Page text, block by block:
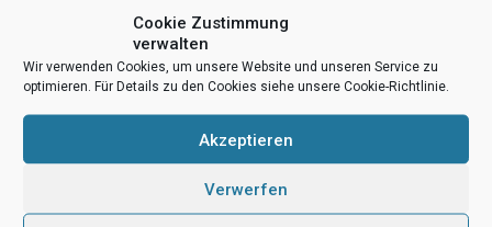
Cookie Zustimmung
verwalten
Wir verwenden Cookies, um unsere Website und unseren Service zu
optimieren. Für Details zu den Cookies siehe unsere Cookie-Richtlinie.
Akzeptieren
Verwerfen
(ts) Nach der erfolgreichsten Saison der Vereinsgeschichte
in der Jugend Basketball Bundesliga (JBBL) gibt es weitere
positive Nachrichten aus dem Nachwuchsprogramm des
UBC Münster. Jugend-Leistungssportkoordinatorin bleibt
auch in den kommenden beiden Jahren Marsha Owusu